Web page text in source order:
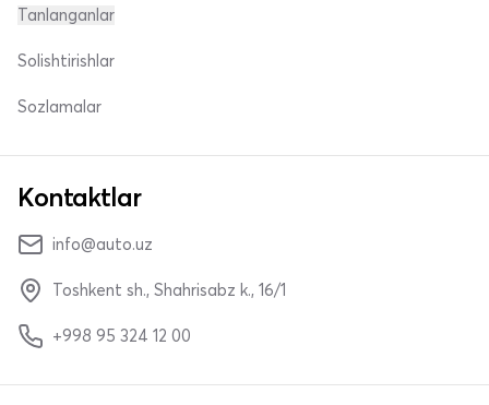
Tanlanganlar
Solishtirishlar
Sozlamalar
Kontaktlar
info@auto.uz
Toshkent sh., Shahrisabz k., 16/1
+998 95 324 12 00